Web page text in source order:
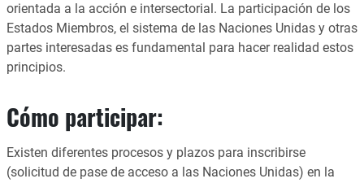
orientada a la acción e intersectorial. La participación de los
Estados Miembros, el sistema de las Naciones Unidas y otras
partes interesadas es fundamental para hacer realidad estos
principios.
Cómo participar:
Existen diferentes procesos y plazos para inscribirse
(solicitud de pase de acceso a las Naciones Unidas) en la